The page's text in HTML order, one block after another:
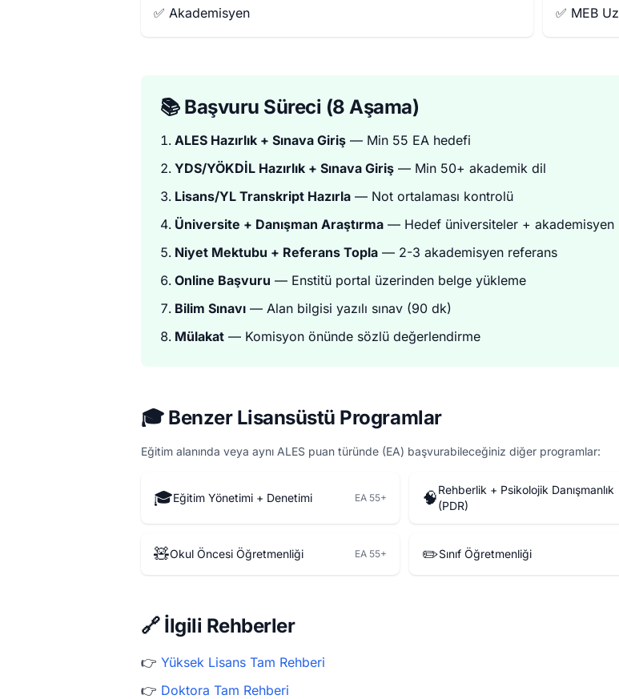
✅ Akademisyen ✅ MEB
📚 Başvuru Süreci (8 Aşama)
ALES Hazırlık + Sınava Giriş — Min 55 EA hedefi
YDS/YÖKDİL Hazırlık + Sınava Giriş — Min 50+ akademik dil
Lisans/YL Transkript Hazırla — Not ortalaması kontrolü
Üniversite + Danışman Araştırma — Hedef üniversiteler + akademisyen
Niyet Mektubu + Referans Topla — 2-3 akademisyen referans
Online Başvuru — Enstitü portal üzerinden belge yükleme
Bilim Sınavı — Alan bilgisi yazılı sınav (90 dk)
Mülakat — Komisyon önünde sözlü değerlendirme
🎓 Benzer Lisansüstü Programlar
Eğitim alanında veya aynı ALES puan türünde (EA) başvurabileceğiniz diğer programlar:
🎓Eğitim Yönetimi + Denetimi EA 55+ 🧠Rehberlik + Psikolojik Danışmanlık
(PDR)
🧸Okul Öncesi Öğretmenliği EA 55+ ✏️Sınıf Öğretmenliği
🔗 İlgili Rehberler
👉 Yüksek Lisans Tam Rehberi
👉 Doktora Tam Rehberi